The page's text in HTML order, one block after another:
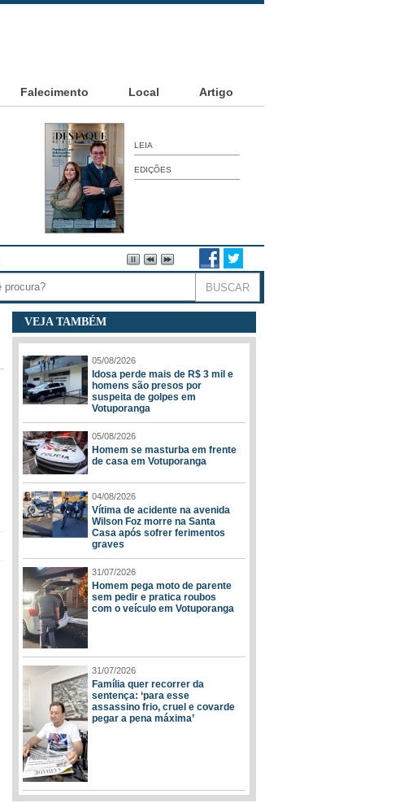
Falecimento Local Artigo
LEIA
EDIÇÕES
VEJA TAMBÉM
05/08/2026
Idosa perde mais de R$ 3 mil e
homens são presos por
suspeita de golpes em
Votuporanga
05/08/2026
Homem se masturba em frente
de casa em Votuporanga
04/08/2026
Vítima de acidente na avenida
Wilson Foz morre na Santa
Casa após sofrer ferimentos
graves
31/07/2026
Homem pega moto de parente
sem pedir e pratica roubos
com o veículo em Votuporanga
31/07/2026
Família quer recorrer da
sentença: ‘para esse
assassino frio, cruel e covarde
pegar a pena máxima’